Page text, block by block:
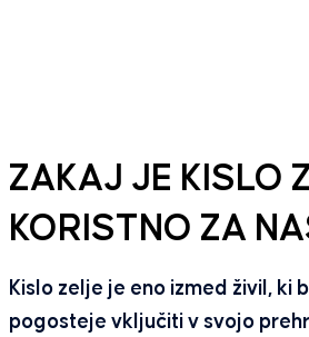
ZAKAJ JE KISLO
KORISTNO ZA
Kislo zelje je eno izmed živil, ki
pogosteje vključiti v svojo